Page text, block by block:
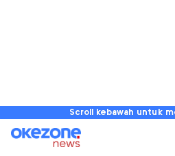
Scroll kebawah untuk